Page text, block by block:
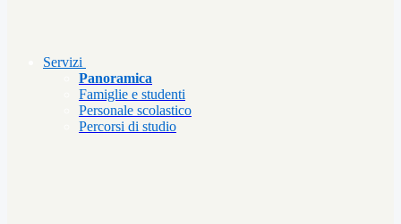
Servizi
Panoramica
Famiglie e studenti
Personale scolastico
Percorsi di studio